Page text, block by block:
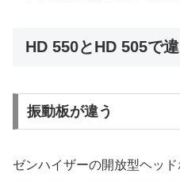
HD 550とHD 505で
振動板が違う
ゼンハイザーの開放型ヘッ